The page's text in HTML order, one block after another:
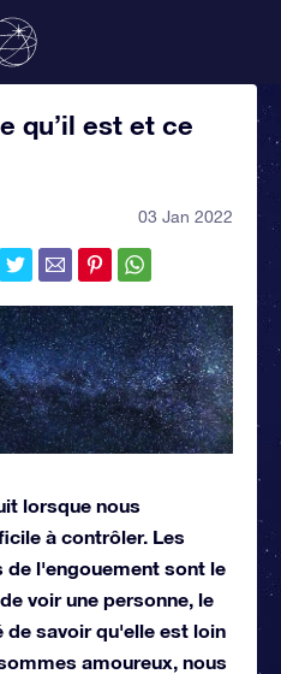
qu’il est et ce
03 Jan 2022
lorsque nous
à contrôler. Les
l'engouement sont le
voir une personne, le
savoir qu'elle est loin
amoureux, nous